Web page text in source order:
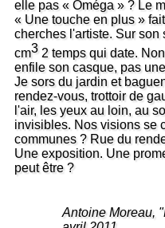
elle pas « Oméga » ? Le
« Une touche en plus »
cherches l'artiste. Sur
cm32 temps qui date.
enfile son casque, pas
Je sors du jardin et
rendez-vous, trottoir de
l'air, les yeux au loin, au
invisibles. Nos visions se
communes ? Rue du
Une exposition. Une
peut être ?
Antoine Moreau,